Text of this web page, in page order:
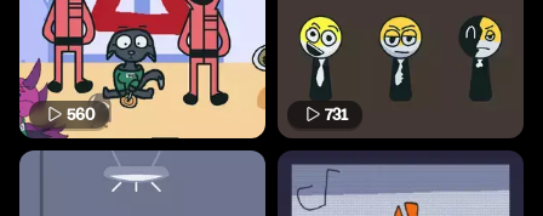
560 731